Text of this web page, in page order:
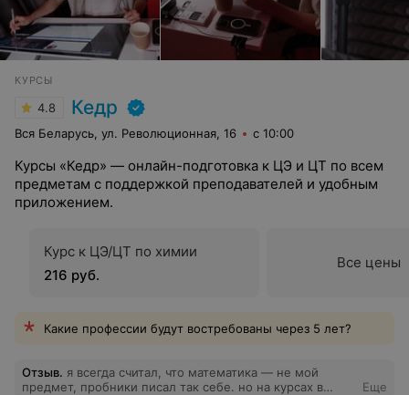
КУРСЫ
4.8 Кедр
Вся Беларусь, ул. Революционная, 16 с 10:00
Курсы «Кедр» — онлайн-подготовка к ЦЭ и ЦТ по всем
предметам с поддержкой преподавателей и удобным
приложением.
Курс к ЦЭ/ЦТ по химии
216 руб.
Все цены
Какие профессии будут востребованы через 5 лет?
Отзыв. я всегда считал, что математика — не мой
предмет, пробники писал так себе. но на курсах в
Еще